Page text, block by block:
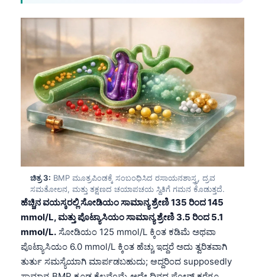
ಚಿತ್ರ 3: BMP ಮೂತ್ರಪಿಂಡಕ್ಕೆ ಸಂಬಂಧಿಸಿದ ರಸಾಯನಶಾಸ್ತ್ರ, ದ್ರವ
ಸಮತೋಲನ, ಮತ್ತು ತಕ್ಷಣದ ಚಯಾಪಚಯ ಸ್ಥಿತಿಗೆ ಗಮನ ಕೊಡುತ್ತದೆ.
ಹೆಚ್ಚಿನ ವಯಸ್ಕರಲ್ಲಿ ಸೋಡಿಯಂ ಸಾಮಾನ್ಯ ಶ್ರೇಣಿ 135 ರಿಂದ 145
mmol/L, ಮತ್ತು ಪೊಟ್ಯಾಸಿಯಂ ಸಾಮಾನ್ಯ ಶ್ರೇಣಿ 3.5 ರಿಂದ 5.1
mmol/L. ಸೋಡಿಯಂ 125 mmol/L ಕ್ಕಿಂತ ಕಡಿಮೆ ಅಥವಾ
ಪೊಟ್ಯಾಸಿಯಂ 6.0 mmol/L ಕ್ಕಿಂತ ಹೆಚ್ಚು ಇದ್ದರೆ ಅದು ತ್ವರಿತವಾಗಿ
ತುರ್ತು ಸಮಸ್ಯೆಯಾಗಿ ಮಾರ್ಪಡಬಹುದು; ಆದ್ದರಿಂದ supposedly